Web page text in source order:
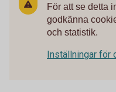
För att se detta
godkänna
och statistik.
Inställningar för